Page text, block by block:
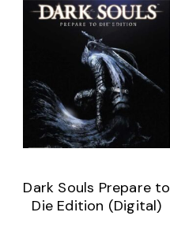
Dark Souls Prepare to
Die Edition (Digital)